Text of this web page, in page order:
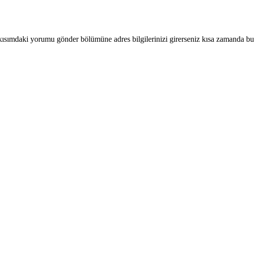
yorumu gönder bölümüne adres bilgilerinizi girerseniz kısa zamanda bu